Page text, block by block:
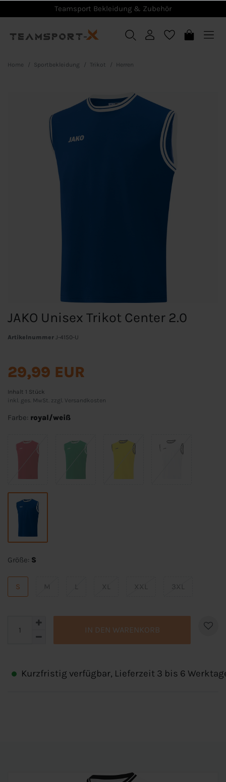
Teamsport Bekleidung & Zubehör
Home Sportbekleidung Trikot Herren
JAKO Unisex Trikot Center 2.0
Artikelnummer J-4150-U
29,99 EUR
Inhalt 1 Stück
inkl. ges. MwSt. zzgl. Versandkosten
Farbe: royal/weiß
Größe: S
S M L XL XXL 3XL
IN DEN WARENKORB
Kurzfristig verfügbar, Lieferzeit 3 bis 6